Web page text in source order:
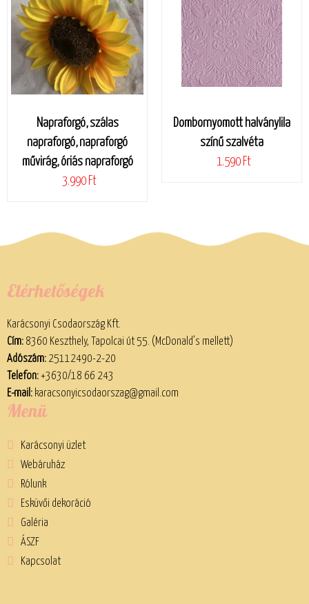
Napraforgó, szálas
napraforgó, napraforgó
művirág, óriás napraforgó
3.990 Ft
Dombornyomott halványlila
színű szalvéta
1.590 Ft
Elérhetőségek
Karácsonyi Csodaország Kft.
Cím:8360 Keszthely, Tapolcai út 55. (McDonald’s mellett)
Adószám:25112490-2-20
Telefon:+3630/18 66 243
E-mail: karacsonyicsodaorszag@gmail.com
Menü
Karácsonyi üzlet
Webáruház
Rólunk
Esküvői dekoráció
Galéria
ÁSZF
Kapcsolat